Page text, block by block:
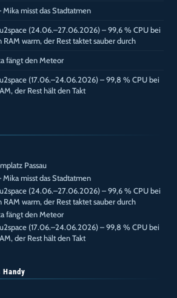
misst das Stadtatmen
(24.06.–27.06.2026) – 99,6 % CPU bei
warm, der Rest taktet sauber durch
fängt den Meteor
(17.06.–24.06.2026) – 99,8 % CPU bei
der Rest hält den Takt
Passau
misst das Stadtatmen
(24.06.–27.06.2026) – 99,6 % CPU bei
warm, der Rest taktet sauber durch
fängt den Meteor
(17.06.–24.06.2026) – 99,8 % CPU bei
der Rest hält den Takt